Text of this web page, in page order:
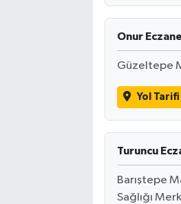
Onur
Güzeltepe
Yol Tarifi
Turuncu
Barıştepe
Sağlığı